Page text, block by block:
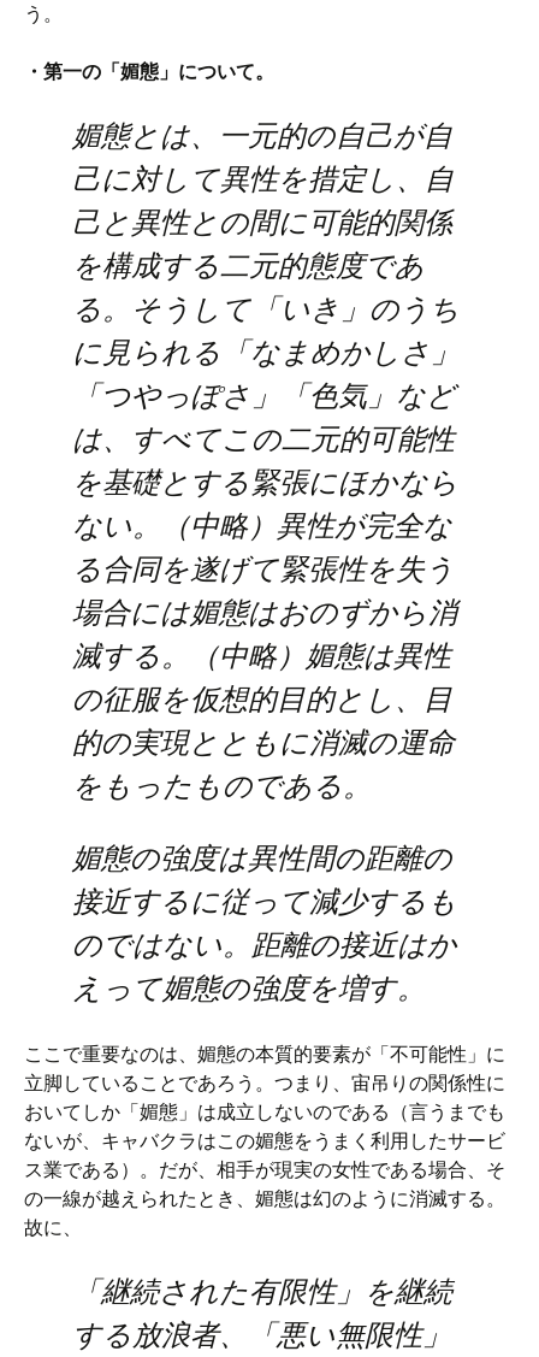
う。
・第一の「媚態」について。
媚態とは、一元的の自己が自
己に対して異性を措定し、自
己と異性との間に可能的関係
を構成する二元的態度であ
る。そうして「いき」のうち
に見られる「なまめかしさ」
「つやっぽさ」「色気」など
は、すべてこの二元的可能性
を基礎とする緊張にほかなら
ない。（中略）異性が完全な
る合同を遂げて緊張性を失う
場合には媚態はおのずから消
滅する。（中略）媚態は異性
の征服を仮想的目的とし、目
的の実現とともに消滅の運命
をもったものである。
媚態の強度は異性間の距離の
接近するに従って減少するも
のではない。距離の接近はか
えって媚態の強度を増す。
ここで重要なのは、媚態の本質的要素が「不可能性」に
立脚していることであろう。つまり、宙吊りの関係性に
おいてしか「媚態」は成立しないのである（言うまでも
ないが、キャバクラはこの媚態をうまく利用したサービ
ス業である）。だが、相手が現実の女性である場合、そ
の一線が越えられたとき、媚態は幻のように消滅する。
故に、
「継続された有限性」を継続
する放浪者、「悪い無限性」